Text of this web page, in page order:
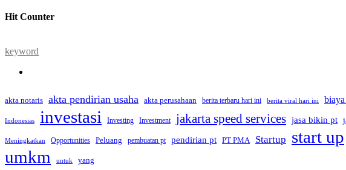
Hit Counter
keyword
akta notaris akta pendirian usaha akta perusahaan berita terbaru hari ini berita viral hari ini
Indonesias investasi Investing Investment jakarta speed services jasa bikin pt
Meningkatkan Opportunities Peluang pembuatan pt pendirian pt PT PMA Startup start up
umkm untuk yang